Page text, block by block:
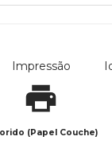
Impressão
(Papel Couche)